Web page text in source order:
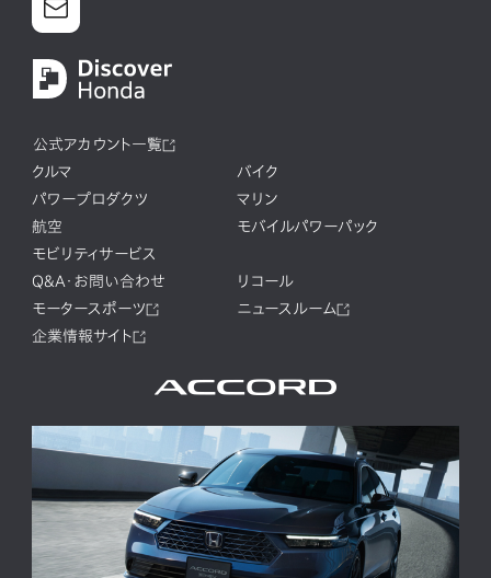
公式アカウント一覧
クルマ
バイク
パワープロダクツ
マリン
航空
モバイルパワーパック
モビリティサービス
Q&A・お問い合わせ
リコール
モータースポーツ
ニュースルーム
企業情報サイト